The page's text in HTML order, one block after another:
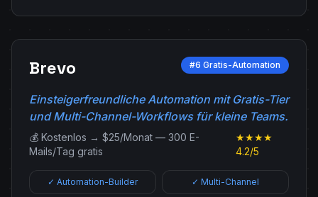
Brevo #6 Gratis-Automation
Einsteigerfreundliche Automation mit Gratis-Tier
und Multi-Channel-Workflows für kleine Teams.
💰 Kostenlos → $25/Monat — 300 E-
Mails/Tag gratis
★★★★
4.2/5
✓ Automation-Builder ✓ Multi-Channel